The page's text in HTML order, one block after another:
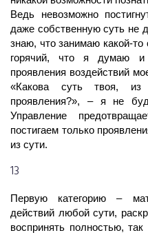
Ведь невозможно
даже собственную суть не
знаю, что занимаю какой-
горячий, что я думаю и
проявления воздействий
«Какова суть твоя,
проявления?», – я не
Управление
постигаем только
из сути.
13
Первую категорию –
действий любой сути,
воспринять полностью,